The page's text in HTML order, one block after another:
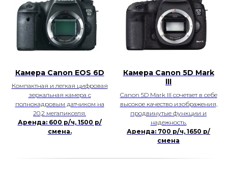
Камера Canon EOS 6D
Компактная и легкая цифровая
зеркальная камера с
полнокадровым датчиком на
20,2 мегапикселя.
Аренда: 600 р/ч, 1500 р/
смена.
Камера Canon 5D Mark
lll
Canon 5D Mark III сочетает в себе
высокое качество изображения,
продвинутые функции и
надежность.
Аренда: 700 р/ч, 1650 р/
смена